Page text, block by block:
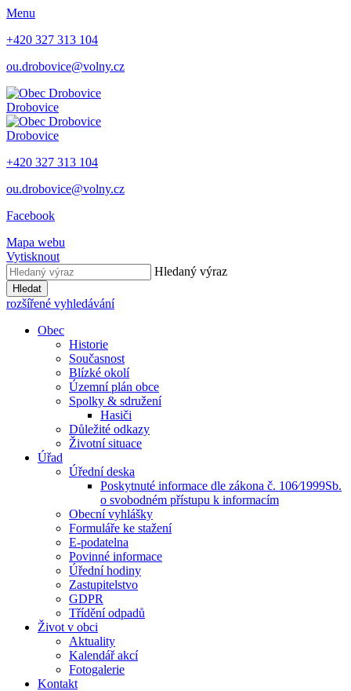
Menu
+420 327 313 104
ou.drobovice@volny.cz
Drobovice
Drobovice
+420 327 313 104
ou.drobovice@volny.cz
Facebook
Mapa webu
Vytisknout
Hledaný výraz
Hledat
rozšířené vyhledávání
Obec
Historie
Současnost
Blízké okolí
Územní plán obce
Spolky & sdružení
Hasiči
Důležité odkazy
Životní situace
Úřad
Úřední deska
Poskytnuté informace dle zákona č. 106⁄1999Sb.
o svobodném přístupu k informacím
Obecní vyhlášky
Formuláře ke stažení
E-podatelna
Povinné informace
Úřední hodiny
Zastupitelstvo
GDPR
Třídění odpadů
Život v obci
Aktuality
Kalendář akcí
Fotogalerie
Kontakt